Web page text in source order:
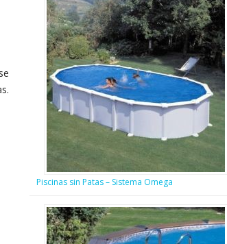
Piscinas sin Patas – Sistema Omega